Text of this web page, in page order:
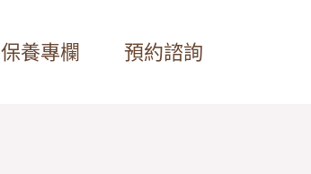
保養專欄 預約諮詢